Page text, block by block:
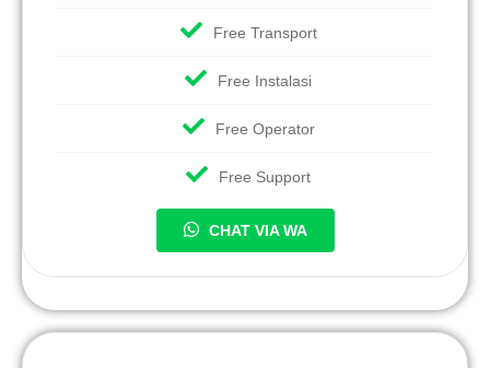
Free Transport
Free Instalasi
Free Operator
Free Support
CHAT VIA WA